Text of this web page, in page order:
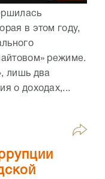
в этом году,
режиме.
лишь два
о доходах,...